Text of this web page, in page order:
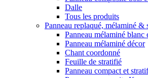
Dalle
Tous les produits
Panneau replaqué, mélaminé &
Panneau mélaminé blanc
Panneau mélaminé décor
Chant coordonné
Feuille de stratifié
Panneau compact et